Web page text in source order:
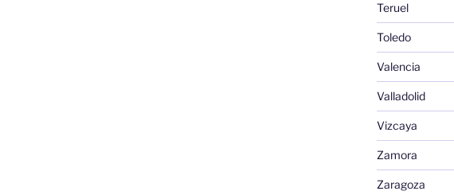
Teruel
Toledo
Valencia
Valladolid
Vizcaya
Zamora
Zaragoza